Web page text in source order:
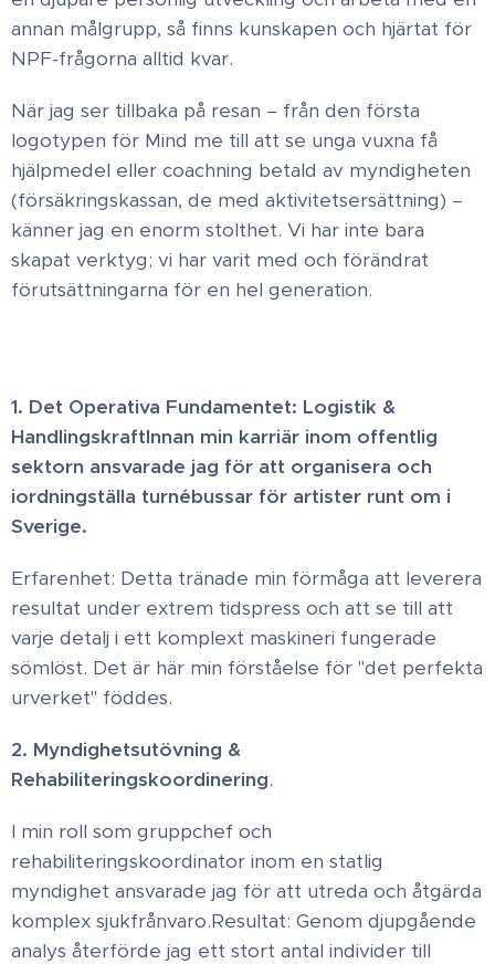
annan målgrupp, så finns kunskapen och hjärtat för
NPF-frågorna alltid kvar.​
När jag ser tillbaka på resan – från den första
logotypen för Mind me till att se unga vuxna få
hjälpmedel eller coachning betald av myndigheten
(försäkringskassan, de med aktivitetsersättning) –
känner jag en enorm stolthet. Vi har inte bara
skapat verktyg; vi har varit med och förändrat
förutsättningarna för en hel generation.
1. Det Operativa Fundamentet: Logistik &
Handlingskraft ​Innan min karriär inom offentlig
sektorn ansvarade jag för att organisera och
iordningställa turnébussar för artister runt om i
Sverige.
Erfarenhet: Detta tränade min förmåga att leverera
resultat under extrem tidspress och att se till att
varje detalj i ett komplext maskineri fungerade
sömlöst. Det är här min förståelse för "det perfekta
urverket" föddes. ​
2. Myndighetsutövning &
Rehabiliteringskoordinering​.
I min roll som gruppchef och
rehabiliteringskoordinator inom en statlig
myndighet ansvarade jag för att utreda och åtgärda
komplex sjukfrånvaro. ​Resultat: Genom djupgående
analys återförde jag ett stort antal individer till